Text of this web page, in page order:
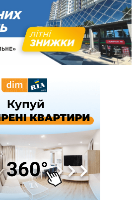
після 23 серпня
щемливо привітали рідну Коломию з
Коломиї, Долині та Яремче
спеку
побила малолітнього хлопчика: суд
гідрологічна посуха - рівні
найнижчих показників
АЗС сталася масова бійка, поліція
купівлі права вимоги за 120
до Франківська на понад 20 млн грн
за допомогою БПЛА розшукали
під час збирання ягід
прооперували немовля без